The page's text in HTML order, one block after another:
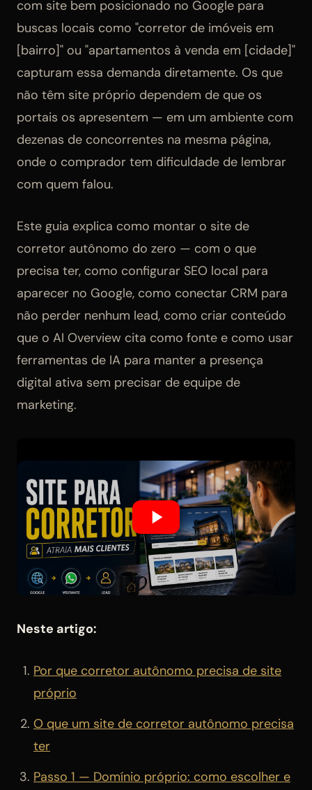
com site bem posicionado no Google para
buscas locais como "corretor de imóveis em
[bairro]" ou "apartamentos à venda em [cidade]"
capturam essa demanda diretamente. Os que
não têm site próprio dependem de que os
portais os apresentem — em um ambiente com
dezenas de concorrentes na mesma página,
onde o comprador tem dificuldade de lembrar
com quem falou.
Este guia explica como montar o site de
corretor autônomo do zero — com o que
precisa ter, como configurar SEO local para
aparecer no Google, como conectar CRM para
não perder nenhum lead, como criar conteúdo
que o AI Overview cita como fonte e como usar
ferramentas de IA para manter a presença
digital ativa sem precisar de equipe de
marketing.
Neste artigo:
Por que corretor autônomo precisa de site
próprio
O que um site de corretor autônomo precisa
ter
Passo 1 — Domínio próprio: como escolher e